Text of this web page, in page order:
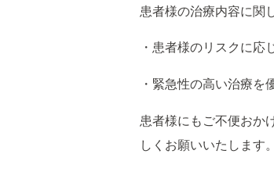
患者様の治療内容に関
・患者様のリスクに
・緊急性の高い治療を
患者様にもご不便おか
しくお願いいたします。